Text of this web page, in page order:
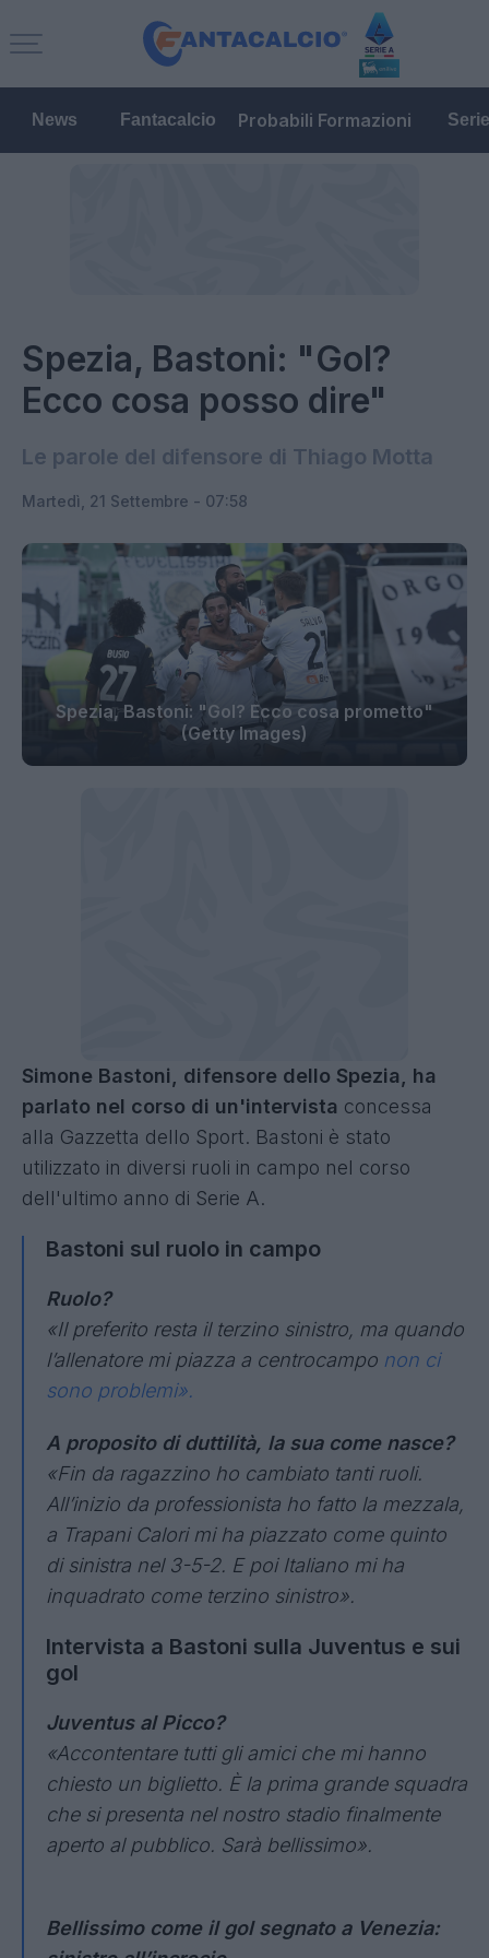
News Fantacalcio Probabili Formazioni
Spezia, Bastoni: "Gol?
Ecco cosa posso dire"
Le parole del difensore di Thiago Motta
Martedì, 21 Settembre - 07:58
Spezia, Bastoni: "Gol? Ecco cosa prometto"
(Getty Images)
Simone Bastoni, difensore dello Spezia, ha
parlato nel corso di un'intervista concessa
alla Gazzetta dello Sport. Bastoni è stato
utilizzato in diversi ruoli in campo nel corso
dell'ultimo anno di Serie A.
Bastoni sul ruolo in campo
Ruolo?
«Il preferito resta il terzino sinistro, ma quando
l’allenatore mi piazza a centrocampo non ci
sono problemi».
A proposito di duttilità, la sua come nasce?
«Fin da ragazzino ho cambiato tanti ruoli.
All’inizio da professionista ho fatto la mezzala,
a Trapani Calori mi ha piazzato come quinto
di sinistra nel 3-5-2. E poi Italiano mi ha
inquadrato come terzino sinistro».
Intervista a Bastoni sulla Juventus e sui
gol
Juventus al Picco?
«Accontentare tutti gli amici che mi hanno
chiesto un biglietto. È la prima grande squadra
che si presenta nel nostro stadio finalmente
aperto al pubblico. Sarà bellissimo».
Bellissimo come il gol segnato a Venezia: